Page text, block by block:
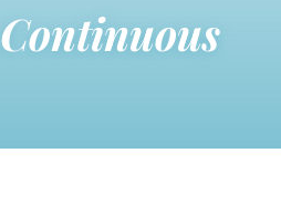
Continuous